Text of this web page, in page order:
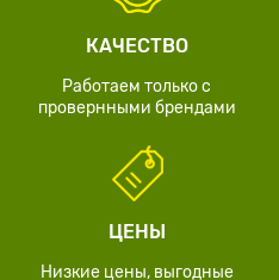
КАЧЕСТВО
Работаем только с
провернными брендами
ЦЕНЫ
Низкие цены, выгодные